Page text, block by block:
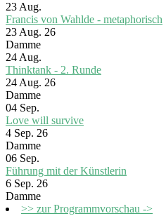
23 Aug.
Francis von Wahlde - metaphorisch
23 Aug. 26
Damme
24 Aug.
Thinktank - 2. Runde
24 Aug. 26
Damme
04 Sep.
Love will survive
4 Sep. 26
Damme
06 Sep.
Führung mit der Künstlerin
6 Sep. 26
Damme
>> zur Programmvorschau ->